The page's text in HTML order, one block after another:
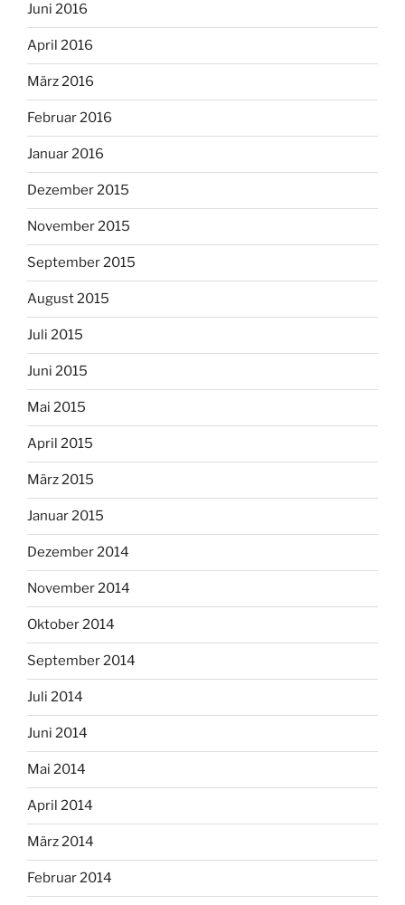
Juni 2016
April 2016
März 2016
Februar 2016
Januar 2016
Dezember 2015
November 2015
September 2015
August 2015
Juli 2015
Juni 2015
Mai 2015
April 2015
März 2015
Januar 2015
Dezember 2014
November 2014
Oktober 2014
September 2014
Juli 2014
Juni 2014
Mai 2014
April 2014
März 2014
Februar 2014